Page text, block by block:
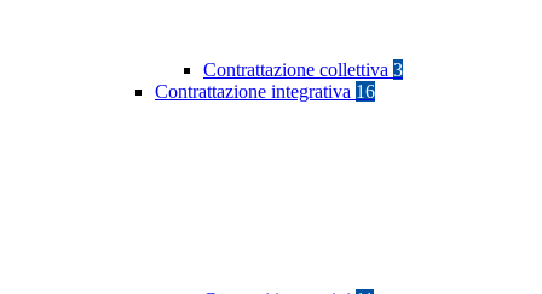
Contrattazione collettiva 3
Contrattazione integrativa 16